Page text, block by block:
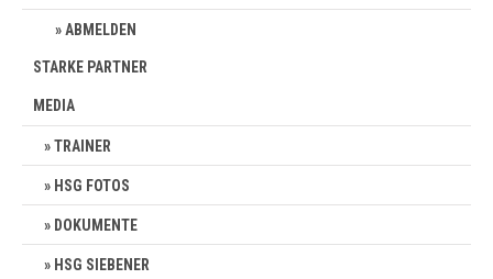
ABMELDEN
STARKE PARTNER
MEDIA
TRAINER
HSG FOTOS
DOKUMENTE
HSG SIEBENER